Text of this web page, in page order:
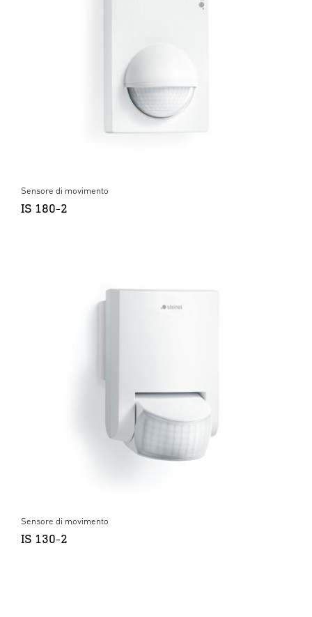
Sensore di movimento
IS 180-2
Sensore di movimento
IS 130-2